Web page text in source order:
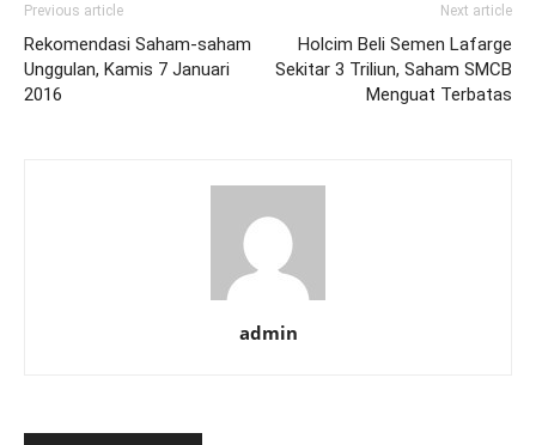
Previous article
Rekomendasi Saham-saham
Unggulan, Kamis 7 Januari
2016
Next article
Holcim Beli Semen Lafarge
Sekitar 3 Triliun, Saham SMCB
Menguat Terbatas
admin